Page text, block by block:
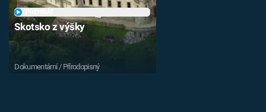
Skotsko z výšky
Dokumentární / Přírodopisný